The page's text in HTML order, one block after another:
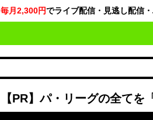
毎月2,300円でライブ配信・見逃し配信
【PR】パ・リーグの全てを